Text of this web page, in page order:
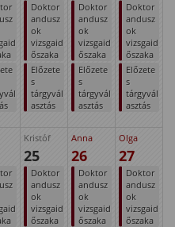
Doktor
andusz
ok
vizsgaid
őszaka
Előzete
s
tárgyvál
asztás
Doktor
andusz
ok
vizsgaid
őszaka
Előzete
s
tárgyvál
asztás
Doktor
andusz
ok
vizsgaid
őszaka
Előzete
s
tárgyvál
asztás
Kristóf
25
Doktor
andusz
ok
vizsgaid
őszaka
Anna
26
Doktor
andusz
ok
vizsgaid
őszaka
Olga
27
Doktor
andusz
ok
vizsgaid
őszaka